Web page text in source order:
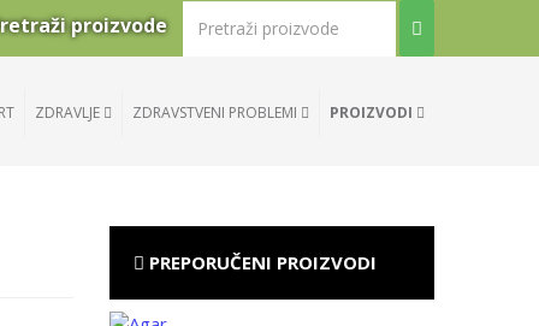
proizvode
ZDRAVLJE ZDRAVSTVENI PROBLEMI PROIZVODI
PREPORUČENI PROIZVODI